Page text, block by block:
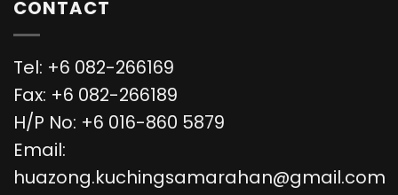
CONTACT
Tel: +6 082-266169
Fax: +6 082-266189
H/P No: +6 016-860 5879
Email:
huazong.kuchingsamarahan@gmail.com